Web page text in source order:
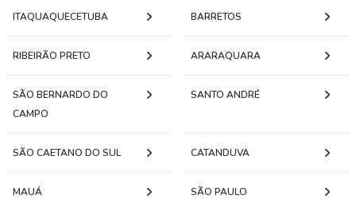
ITAQUAQUECETUBA BARRETOS
RIBEIRÃO PRETO ARARAQUARA
SÃO BERNARDO DO
CAMPO
SANTO ANDRÉ
SÃO CAETANO DO SUL CATANDUVA
MAUÁ SÃO PAULO